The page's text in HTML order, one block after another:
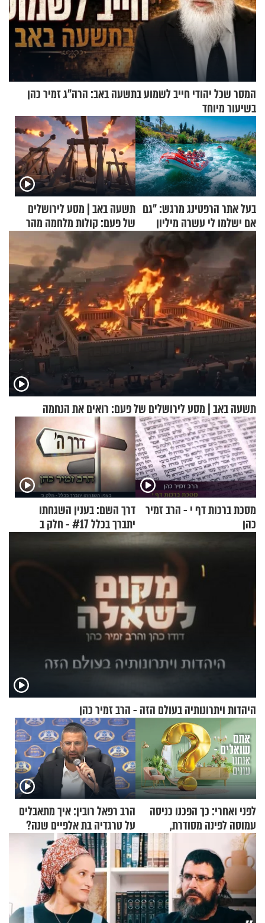
המסר שכל יהודי חייב לשמוע בתשעה באב: הרה"ג זמיר כהן
בשיעור מיוחד
בעל אתר הרפטינג מרגש: "גם
אם ישלמו לי עשרה מיליון
שקלים - לא אפתח בשבת"
תשעה באב | מסע לירושלים
של פעם: קולות מלחמה מהר
הזיתים
תשעה באב | מסע לירושלים של פעם: רואים את הנחמה
מסכת ברכות דף י - הרב זמיר
כהן
דרך השם: בענין השגחתו
יתברך בכלל #17 - חלק ב
היהדות ויתרונותיה בעולם הזה - הרב זמיר כהן
לפני ואחרי: כך הפכנו כניסה
עמוסה לפינה מסודרת,
שימושית ומזמינה
הרב רפאל רובין: איך מתאבלים
על טרגדיה בת אלפיים שנה?